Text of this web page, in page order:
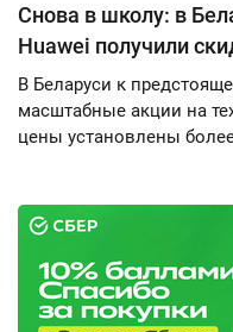
Снова в школу: в
Huawei получили
В Беларуси к
масштабные акции на
цены установлены